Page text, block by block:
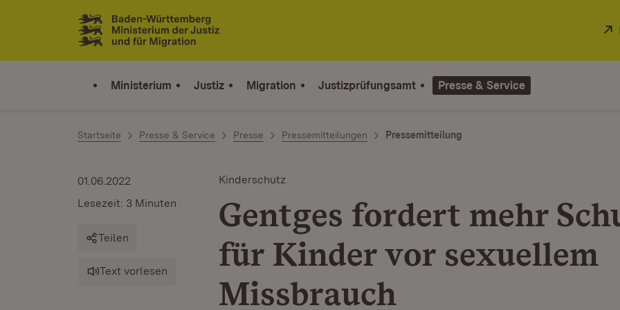
Zum Inhalt springen
Link zur Startseite
Ministerium Justiz Migration Justizprüfungsamt Presse & Service
Startseite Presse & Service Presse Pressemitteilungen Pressemitteilung
Kinderschutz
Gentges fordert mehr
für Kinder vor sexuellem
Missbrauch
01.06.2022
Lesezeit: 3 Minuten
Teilen
Text vorlesen